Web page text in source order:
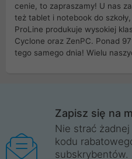
cenie, to zapraszamy! U nas
też tablet i notebook do
ProLine produkuje wysokiej
Cyclone oraz ZenPC. Ponad
tego samego dnia! Wielu
Wrocław, Poznań, Legnica,
Trzebnica, Opole. Szybka i
ProLine to polska firma ze
Zapisz się na
Nie strać
kodu
subskrybentów.